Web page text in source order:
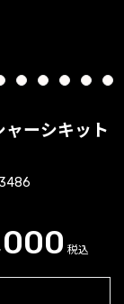
15 16 17 18 19
ーシキット
税込